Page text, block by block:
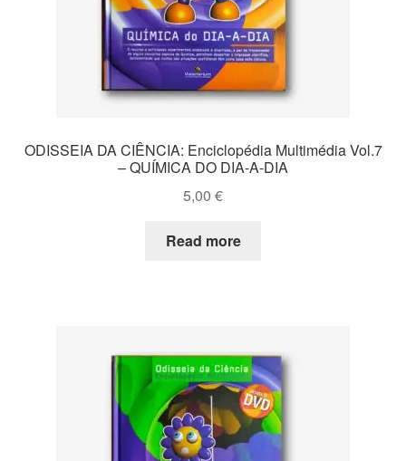
ODISSEIA DA CIÊNCIA: Enciclopédia Multimédia Vol.7
– QUÍMICA DO DIA-A-DIA
5,00 €
Read more